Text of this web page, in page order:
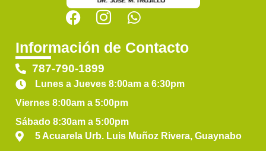
Información de Contacto
787-790-1899
Lunes a Jueves 8:00am a 6:30pm
Viernes 8:00am a 5:00pm
Sábado 8:30am a 5:00pm
5 Acuarela Urb. Luis Muñoz Rivera, Guaynabo